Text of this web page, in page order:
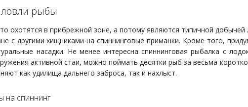
рыбы
охотятся в прибрежной зоне, а потому являются типичной
с другими хищниками на спиннинговые приманки. Кроме того,
насадки. Не менее интересна спиннинговая рыбалка с
активной стаи, можно поймать десятки рыб за весьма
как удилища дальнего заброса, так и нахлыст.
на спиннинг